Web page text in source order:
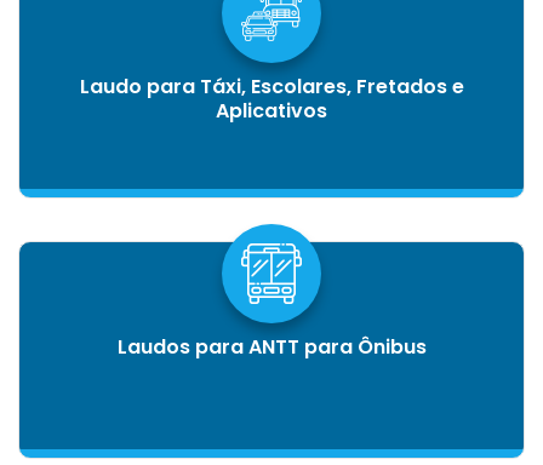
Laudo para Táxi, Escolares, Fretados e
Aplicativos
Laudos para ANTT para Ônibus